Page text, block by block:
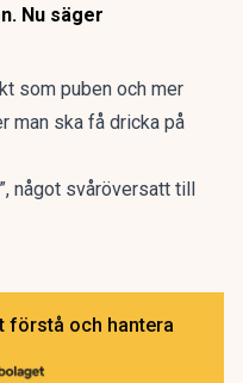
Nu säger
som puben och mer
man ska få dricka på
något svåröversatt till
förstå och hantera